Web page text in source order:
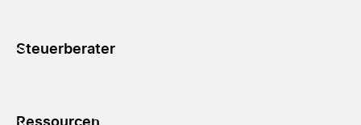
Steuerberater